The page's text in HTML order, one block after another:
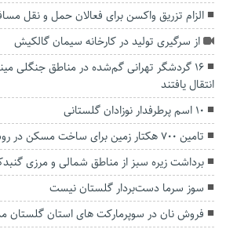
الزام تزریق واکسن برای فعالان حمل و نقل
از سرگیری تولید در کارخانه سیمان گالکیش
۱۶ گردشگر تهرانی گم‌شده در مناطق جنگلی
انتقال یافتند
۱۰ اسم پرطرفدار نوزادان گلستانی
تامین ۷۰۰ هکتار زمین برای ساخت مسکن در روستا‌ها
برداشت زیره سبز از مناطق شمالی و مرزی
سوز سرما دست‌بردار گلستان نیست
فروش نان در سوپرمارکت های استان گلستان